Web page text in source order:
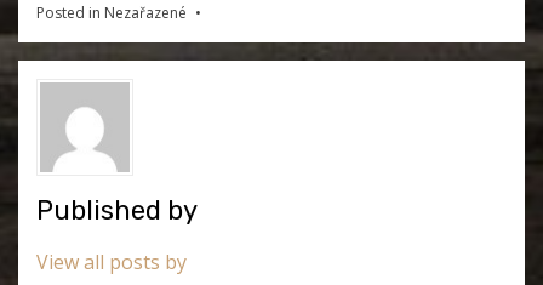
Posted in Nezařazené
Published by
View all posts by